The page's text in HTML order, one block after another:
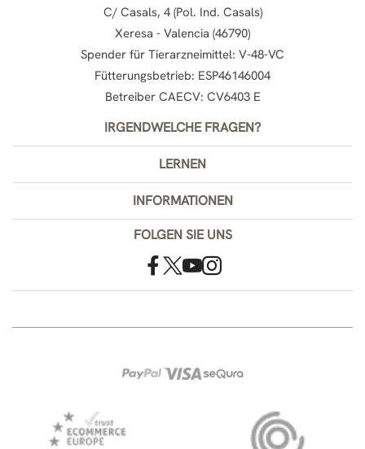
C/ Casals, 4 (Pol. Ind. Casals)
Xeresa - Valencia (46790)
Spender für Tierarzneimittel: V-48-VC
Fütterungsbetrieb: ESP46146004
Betreiber CAECV: CV6403 E
IRGENDWELCHE FRAGEN?
LERNEN
INFORMATIONEN
FOLGEN SIE UNS